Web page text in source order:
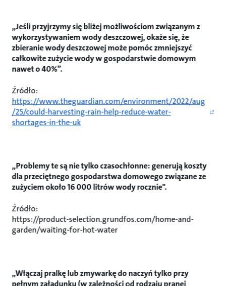
„Jeśli przyjrzymy się bliżej możliwościom związanym z
wykorzystywaniem wody deszczowej, okaże się, że
zbieranie wody deszczowej może pomóc zmniejszyć
całkowite zużycie wody w gospodarstwie domowym
nawet o 40%”.
Źródło:
https://www.theguardian.com/environment/2022/aug
/25/could-harvesting-rain-help-reduce-water-
shortages-in-the-uk
„Problemy te są nie tylko czasochłonne: generują koszty
dla przeciętnego gospodarstwa domowego związane ze
zużyciem około 16 000 litrów wody rocznie".
Źródło:
https://product-selection.grundfos.com/home-and-
garden/waiting-for-hot-water
„Włączaj pralkę lub zmywarkę do naczyń tylko przy
pełnym załadunku (w zależności od rodzaju pranej